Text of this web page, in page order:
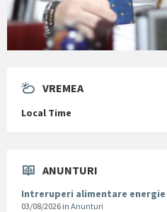
VREMEA
Local Time
ANUNTURI
Intreruperi alimentare
03/08/2026 in Anunturi